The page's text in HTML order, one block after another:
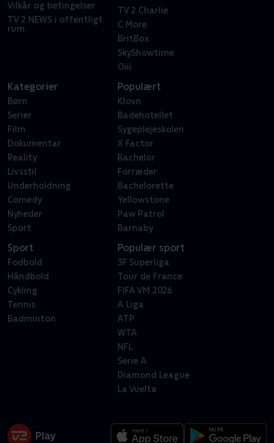
Vilkår og betingelser
TV 2 NEWS i offentligt
rum
TV 2 Charlie
C More
BritBox
SkyShowtime
Oiii
Kategorier
Børn
Serier
Film
Dokumentar
Reality
Livsstil
Underholdning
Comedy
Nyheder
Sport
Populært
Klovn
Badehotellet
Sygeplejeskolen
X Factor
Bachelor
Forræder
Bachelorette
Yellowstone
Paw Patrol
Barnaby
Sport
Fodbold
Håndbold
Cykling
Tennis
Badminton
Populær sport
3F Superliga
Tour de France
FIFA VM 2026
A Liga
ATP
WTA
NFL
Serie A
Diamond League
La Vuelta